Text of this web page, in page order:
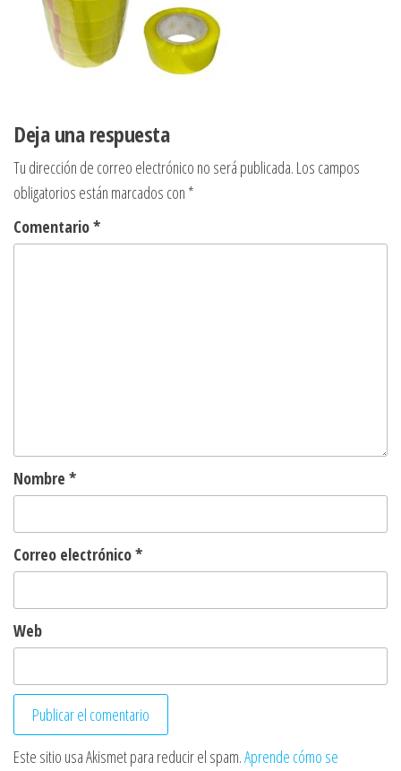
Deja una respuesta
Tu dirección de correo electrónico no será publicada. Los campos
obligatorios están marcados con *
Comentario*
Nombre *
Correo electrónico*
Web
Este sitio usa Akismet para reducir el spam.Aprende cómo se